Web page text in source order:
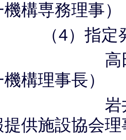
構専務理事）
（4）指定発
英一（
構理事長）
和彦（
供施設協会理